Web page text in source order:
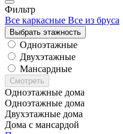
Фильтр
Все каркасные Все из бруса
Выбрать этажность
Одноэтажные
Двухэтажные
Мансардные
Смотреть
Одноэтажные дома
Одноэтажные дома
Двухэтажные дома
Дома с мансардой